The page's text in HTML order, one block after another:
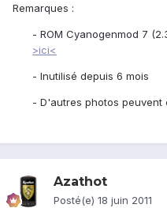
Remarques :
- ROM Cyanogenmod 7
>ici<
- Inutilisé depuis 6 mois
- D'autres photos peuvent
Azathot
Posté(e) 18 juin 2011